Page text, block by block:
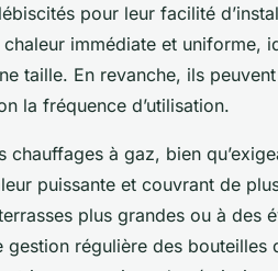
pour leur facilité
immédiate et uniforme,
taille. En revanche, ils
la fréquence d’utilisation.
chauffages à gaz, bien
puissante et couvrant de
plus grandes ou à des
gestion régulière des